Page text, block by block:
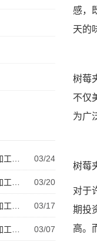
感，
天的
树莓
不仅
为广
树莓
对于
期投
高。
03/24
03/20
03/17
03/07